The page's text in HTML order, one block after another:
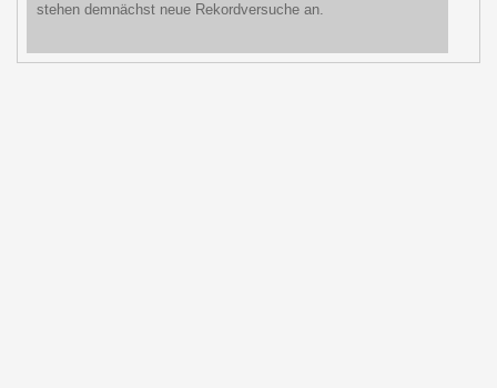
stehen demnächst neue Rekordversuche an.